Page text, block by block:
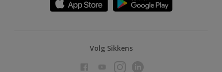
Volg Sikkens